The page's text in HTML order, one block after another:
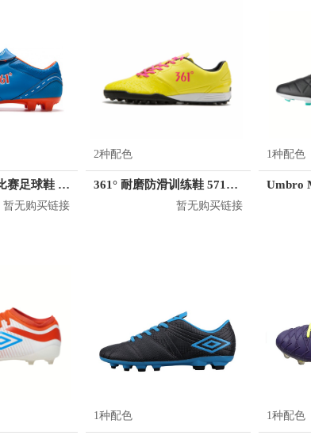
361° 草地专业比赛足球鞋 571615509
暂无购买链接
2种配色
361° 耐磨防滑训练鞋 571635503
暂无购买链接
1种配色
1种配色 1种配色